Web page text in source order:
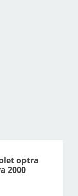
optra
2000